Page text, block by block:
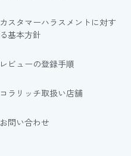
カスタマーハラスメントに対す
る基本方針
レビューの登録手順
コラリッチ取扱い店舗
お問い合わせ